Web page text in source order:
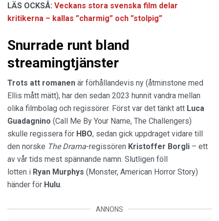
LÄS OCKSÅ: Veckans stora svenska film delar
kritikerna – kallas ”charmig” och ”stolpig”
Snurrade runt bland
streamingtjänster
Trots att romanen är förhållandevis ny (åtminstone med
Ellis mått mätt), har den sedan 2023 hunnit vandra mellan
olika filmbolag och regissörer. Först var det tänkt att Luca
Guadagnino (Call Me By Your Name, The Challengers)
skulle regissera för HBO, sedan gick uppdraget vidare till
den norske The Drama-regissören Kristoffer Borgli – ett
av vår tids mest spännande namn. Slutligen föll
lotten i Ryan Murphys (Monster, American Horror Story)
händer för Hulu.
ANNONS